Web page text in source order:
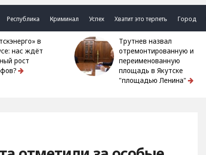
Республика Криминал Успех Хватит это терпеть Город
нас ждёт
рост
Трутнев назвал
отремонтированную и
переименованную
площадь в Якутске
"площадью Ленина"